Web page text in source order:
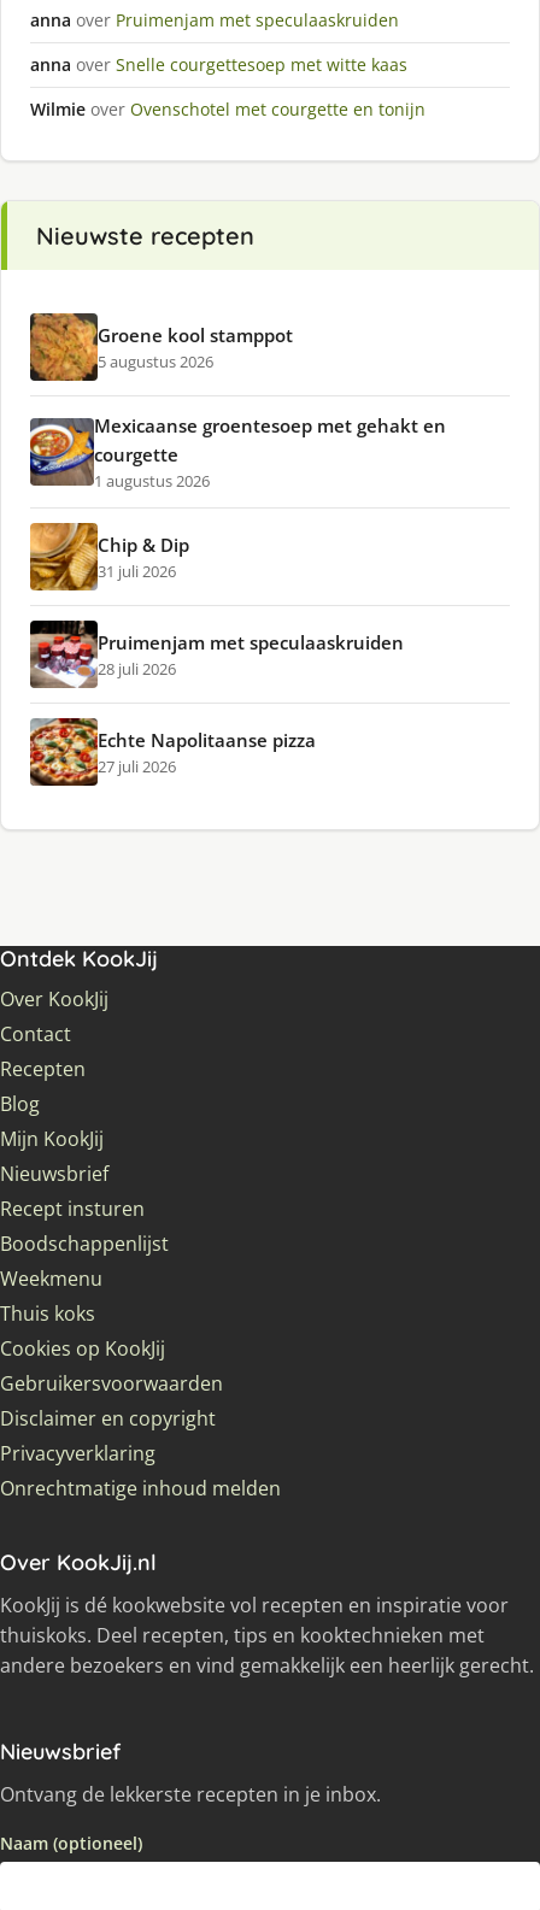
anna over Pruimenjam met speculaaskruiden
anna over Snelle courgettesoep met witte kaas
Wilmie over Ovenschotel met courgette en tonijn
Nieuwste recepten
Groene kool stamppot
5 augustus 2026
Mexicaanse groentesoep met gehakt en
courgette
1 augustus 2026
Chip & Dip
31 juli 2026
Pruimenjam met speculaaskruiden
28 juli 2026
Echte Napolitaanse pizza
27 juli 2026
Ontdek KookJij
Over KookJij
Contact
Recepten
Blog
Mijn KookJij
Nieuwsbrief
Recept insturen
Boodschappenlijst
Weekmenu
Thuis koks
Cookies op KookJij
Gebruikersvoorwaarden
Disclaimer en copyright
Privacyverklaring
Onrechtmatige inhoud melden
Over KookJij.nl
KookJij is dé kookwebsite vol recepten en inspiratie voor
thuiskoks. Deel recepten, tips en kooktechnieken met
andere bezoekers en vind gemakkelijk een heerlijk gerecht.
Nieuwsbrief
Ontvang de lekkerste recepten in je inbox.
Naam (optioneel)